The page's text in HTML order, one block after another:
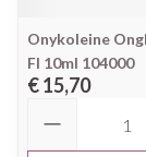
Onykoleine
Fl 10ml 104000
€ 15,70